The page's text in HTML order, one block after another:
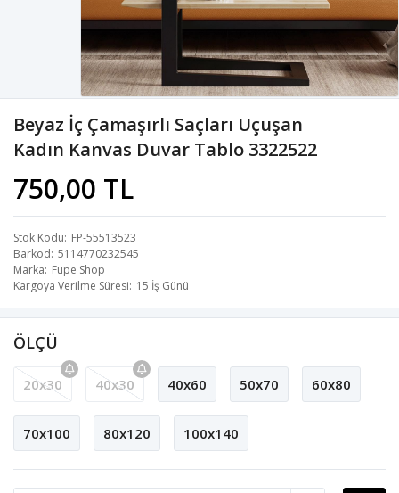
Beyaz İç Çamaşırlı Saçları Uçuşan
Kadın Kanvas Duvar Tablo 3322522
750,00 TL
Stok Kodu FP-55513523
Barkod 5114770232545
Marka Fupe Shop
Kargoya Verilme Süresi 15 İş Günü
ÖLÇÜ
20x30 40x30 40x60 50x70 60x80
70x100 80x120 100x140